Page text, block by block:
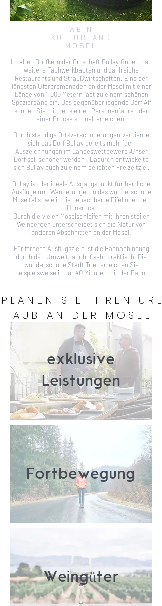
WEIN
KULTURLAND
MOSEL
Im alten Dorfkern der Ortschaft Bullay findet man
weitere Fachwerkbauten und zahlreiche
Restaurants und Straußwirtschaften. Eine der
längsten Uferpromenaden an der Mosel mit einer
Länge von 1.000 Metern lädt zu einem schönen
Spaziergang ein. Das gegenüberliegende Dorf Alf
können Sie mit der kleinen Personenfähre oder
einer Brücke schnell erreichen.
Durch ständige Ortsverschönerungen verdiente
sich das Dorf Bullay bereits mehrfach
Auszeichnungen im Landeswettbewerb „Unser
Dorf soll schöner werden“. Dadurch entwickelte
sich Bullay auch zu einem beliebten Freizeitziel.
Bullay ist der ideale Ausgangspunkt für herrliche
Ausflüge und Wanderungen in das wunderschöne
Moseltal sowie in die benachbarte Eifel oder den
Hunsrück.
Durch die vielen Moselschleifen mit ihren steilen
Weinbergen unterscheidet sich die Natur von
anderen Abschnitten an der Mosel.
Für fernere Ausflugsziele ist die Bahnanbindung
durch den Umweltbahnhof sehr praktisch. Die
wunderschöne Stadt Trier erreichen Sie
beispielsweise in nur 40 Minuten mit der Bahn.
P L A N E N S I E I H R E N U R L
A U B A N D E R M O S E L
exklusive
Leistungen
Fortbewegung
Weingüter